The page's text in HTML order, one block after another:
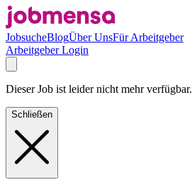
JobsucheBlogÜber UnsFür Arbeitgeber
Arbeitgeber Login
Dieser Job ist leider nicht mehr verfügbar.
Schließen